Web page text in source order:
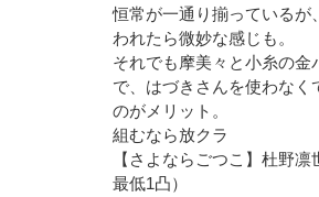
恒常が一通り揃っているが
われたら微妙な感じも。
それでも摩美々と小糸の金
で、はづきさんを使わなく
のがメリット。
組むなら放クラ
【さよならごつこ】杜野凛
最低1凸）